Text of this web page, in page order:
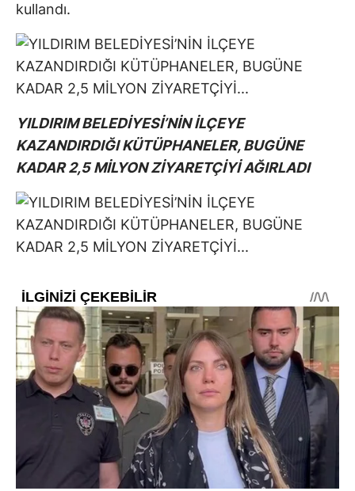
kullandı.
YILDIRIM BELEDİYESİ’NİN İLÇEYE
KAZANDIRDIĞI KÜTÜPHANELER, BUGÜNE
KADAR 2,5 MİLYON ZİYARETÇİYİ AĞIRLADI